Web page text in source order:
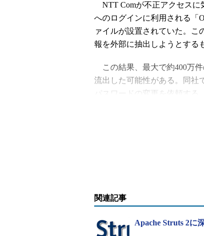
NTT Comが不正アクセスに
へのログインに利用される「
ァイルが設置されていた。こ
報を外部に抽出しようとする
この結果、最大で約400万
流出した可能性がある。同社
パスワードの変更を依頼す
NTT Comの調査によると、
ラムが設置されたのは翌18
る。
7月19日にはLINEのサーバ
利用されている「NAVERア
関連記事
Apache Struts 2に